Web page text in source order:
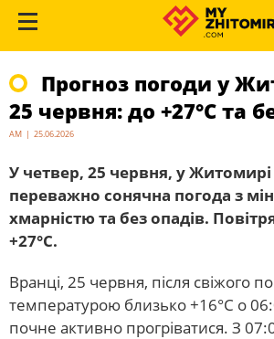
Прогноз погоди у
25 червня: до +27°C та
AM | 25.06.2026
У четвер, 25 червня, у Житомирі
переважно сонячна погода з
хмарністю та без опадів.
+27°C.
Вранці, 25 червня, після свіжого
температурою близько +16°C о
почне активно прогріватися. З